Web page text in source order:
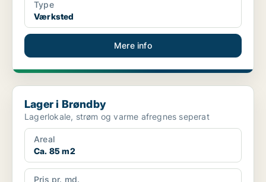
Type
Værksted
Mere info
Lager i Brøndby
Lager i Brøndby
Lagerlokale, strøm og varme afregnes seperat
Areal
Ca. 85 m2
Pris pr. md.